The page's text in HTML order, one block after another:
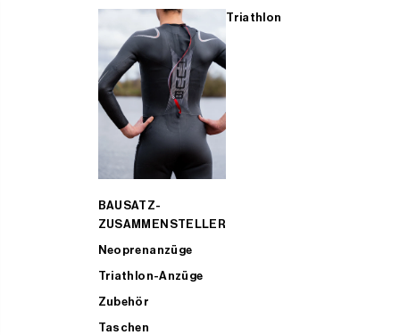
Triathlon
BAUSATZ-
ZUSAMMENSTELLER
Neoprenanzüge
Triathlon-Anzüge
Zubehör
Taschen